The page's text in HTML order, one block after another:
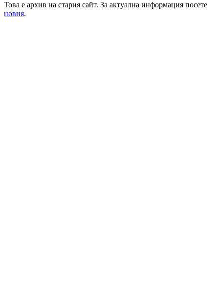
Това е архив на стария сайт. За актуална информация посете
новия.